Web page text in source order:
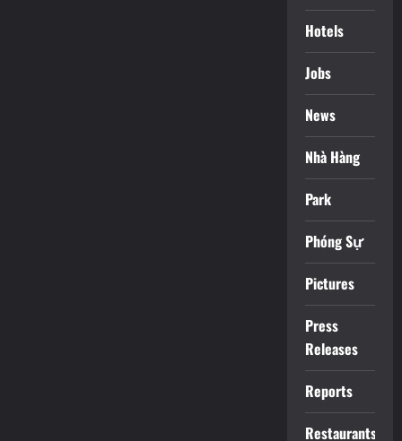
Hotels
Jobs
News
Nhà Hàng
Park
Phóng Sự
Pictures
Press
Releases
Reports
Restaurants